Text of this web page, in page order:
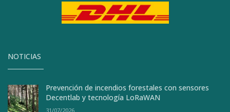
NOTICIAS
Prevención de incendios forestales con sensores
Decentlab y tecnología LoRaWAN
31/07/2026